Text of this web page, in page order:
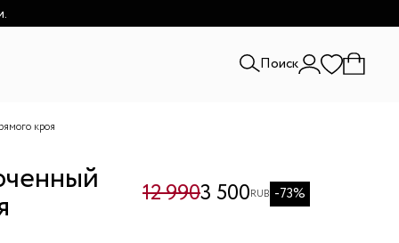
Поиск
кроя
12 9903 500RUB -73%